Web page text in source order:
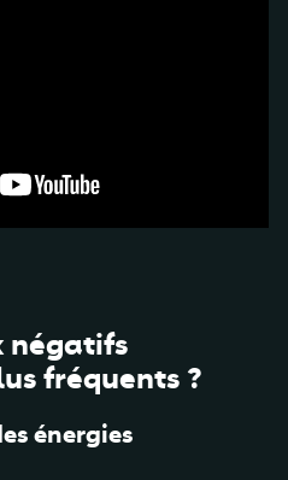
négatifs
fréquents ?
énergies